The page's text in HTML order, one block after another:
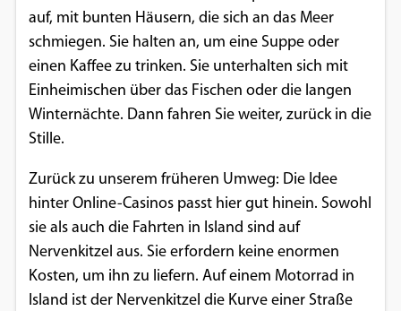
auf, mit bunten Häusern, die sich an das Meer
schmiegen. Sie halten an, um eine Suppe oder
einen Kaffee zu trinken. Sie unterhalten sich mit
Einheimischen über das Fischen oder die langen
Winternächte. Dann fahren Sie weiter, zurück in die
Stille.
Zurück zu unserem früheren Umweg: Die Idee
hinter Online-Casinos passt hier gut hinein. Sowohl
sie als auch die Fahrten in Island sind auf
Nervenkitzel aus. Sie erfordern keine enormen
Kosten, um ihn zu liefern. Auf einem Motorrad in
Island ist der Nervenkitzel die Kurve einer Straße